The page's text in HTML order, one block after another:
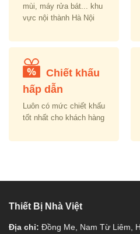
mùi, máy rửa bát... khu
vực nội thành Hà Nội
Chiết khấu
hấp dẫn
Luôn có mức chiết khấu
tốt nhất cho khách hàng
Thiết Bị Nhà Việt
Địa chỉ: Đồng Me, Nam Từ Liêm,